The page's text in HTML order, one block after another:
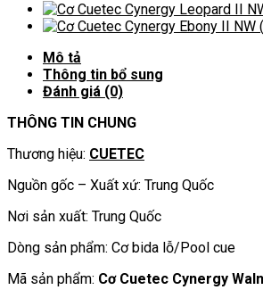
(True
Wood)
lượngMô tả
Thông tin bổ sung
Đánh giá (0)
THÔNG TIN CHUNG
Thương hiệu: CUETEC
Nguồn gốc – Xuất xứ: Trung Quốc
Nơi sản xuất: Trung Quốc
Dòng sản phẩm: Cơ bida lỗ/Pool cue
Mã sản phẩm: Cơ Cuetec Cynergy